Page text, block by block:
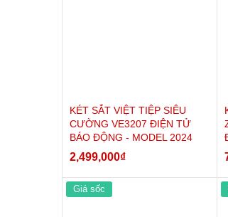
KÉT SẮT VIỆT TIỆP SIÊU
CƯỜNG VE3207 ĐIỆN TỬ
BÁO ĐỘNG - MODEL 2024
2,499,000₫
Giá sốc